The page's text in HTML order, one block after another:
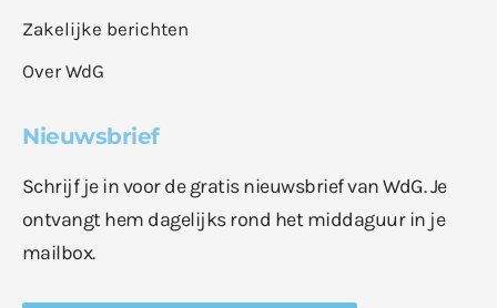
Zakelijke berichten
Over WdG
Nieuwsbrief
Schrijf je in voor de gratis nieuwsbrief van WdG. Je
ontvangt hem dagelijks rond het middaguur in je
mailbox.